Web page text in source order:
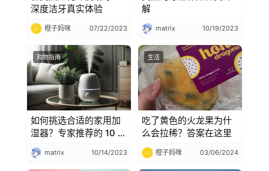
深度洁牙真实体验
橙子妈咪 07/22/2023
解
matrix 10/19/2023
购物指南
如何挑选合适的家用加
湿器？专家推荐的 10 款
加湿器
matrix 10/14/2023
生活
吃了黄色的火龙果为什
么会拉稀？答案在这里
橙子妈咪 03/06/2024